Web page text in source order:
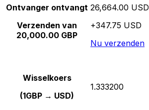
Ontvanger ontvangt
Verzenden van
20,000.00 GBP
26,664.00 USD
+347.75 USD
Nu verzenden
Wisselkoers
(1GBP → USD)
1.333200